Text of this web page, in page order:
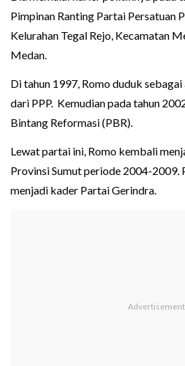
Pimpinan Ranting Partai Persatuan
Kelurahan Tegal Rejo, Kecamatan
Medan.
Di tahun 1997, Romo duduk
dari PPP. Kemudian pada tahun
Bintang Reformasi (PBR).
Lewat partai ini, Romo kembali
Provinsi Sumut periode 2004-2009.
menjadi kader Partai Gerindra.